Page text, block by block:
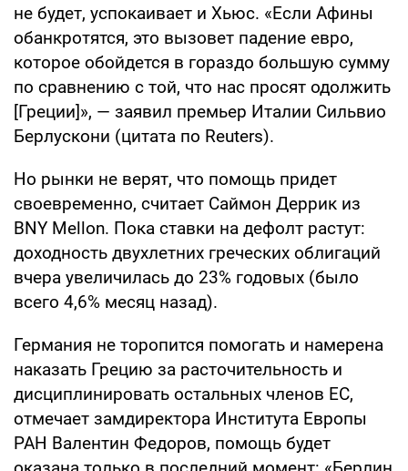
не будет, успокаивает и Хьюс. «Если Афины
обанкротятся, это вызовет падение евро,
которое обойдется в гораздо большую сумму
по сравнению с той, что нас просят одолжить
[Греции]», — заявил премьер Италии Сильвио
Берлускони (цитата по Reuters).
Но рынки не верят, что помощь придет
своевременно, считает Саймон Деррик из
BNY Mellon. Пока ставки на дефолт растут:
доходность двухлетних греческих облигаций
вчера увеличилась до 23% годовых (было
всего 4,6% месяц назад).
Германия не торопится помогать и намерена
наказать Грецию за расточительность и
дисциплинировать остальных членов ЕС,
отмечает замдиректора Института Европы
РАН Валентин Федоров, помощь будет